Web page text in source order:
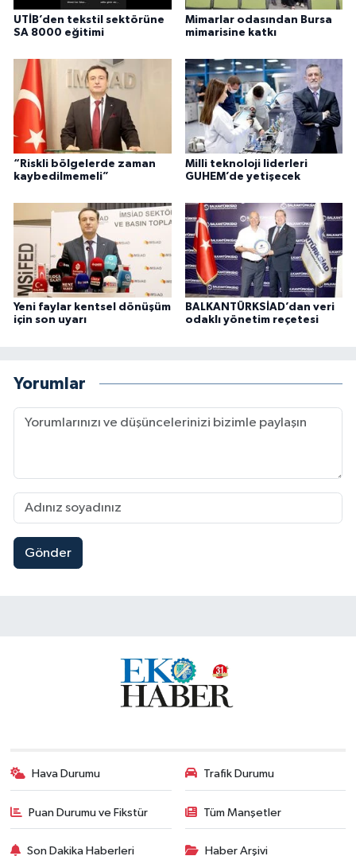
UTİB’den tekstil sektörüne
SA 8000 eğitimi
Mimarlar odasından Bursa
mimarisine katkı
“Riskli bölgelerde zaman
kaybedilmemeli”
Milli teknoloji liderleri
GUHEM’de yetişecek
Yeni faylar kentsel dönüşüm
için son uyarı
BALKANTÜRKSİAD’dan veri
odaklı yönetim reçetesi
Yorumlar
Gönder
Hava Durumu Trafik Durumu
Puan Durumu ve Fikstür Tüm Manşetler
Son Dakika Haberleri Haber Arşivi